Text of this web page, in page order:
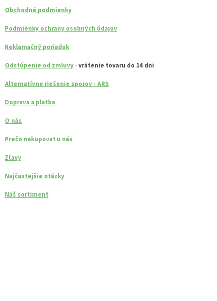
Obchodné podmienky
Podmienky ochrany osobných údajov
Reklamačný poriadok
Odstúpenie od zmluvy-vrátenie tovaru do 14 dni
Alternatívne riešenie sporov - ARS
Doprava a platba
O nás
Prečo nakupovať u nás
Zľavy
Najčastejšie otázky
Náš sortiment